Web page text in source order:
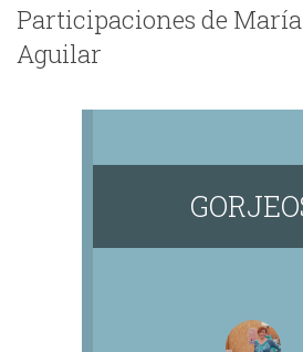
Participaciones de
Aguilar